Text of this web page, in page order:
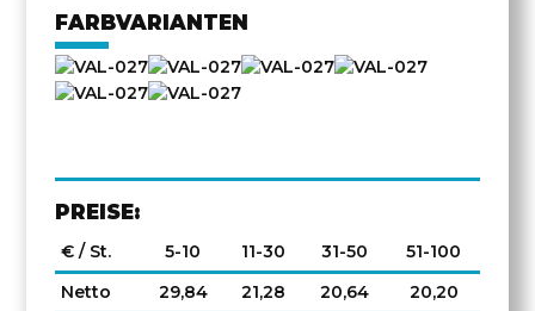
FARBVARIANTEN
PREISE:
€ / St. 5-10 11-30 31-50
51-100
Netto
29,84 21,28 20,64 20,20